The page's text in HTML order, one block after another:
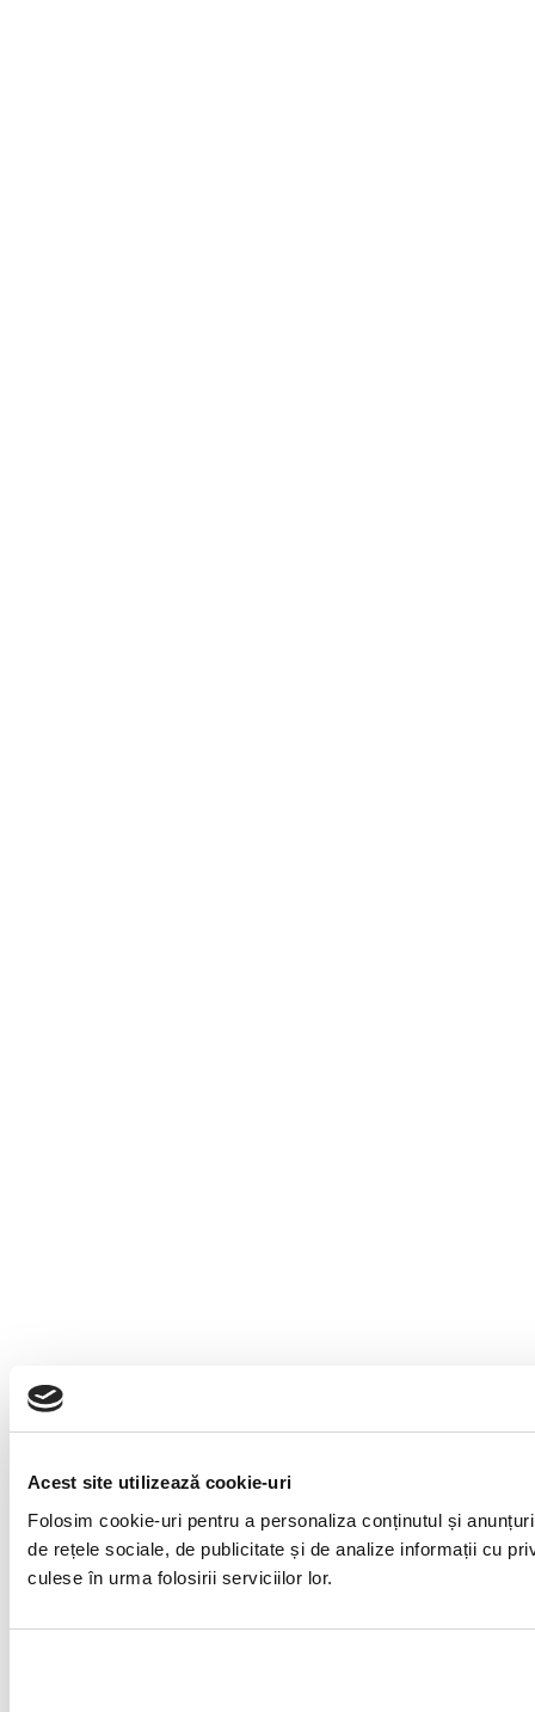
Acest site utilizează cookie-uri
Folosim cookie-uri pentru a personaliza conținutul și
de rețele sociale, de publicitate și de analize informații cu
culese în urma folosirii serviciilor lor.